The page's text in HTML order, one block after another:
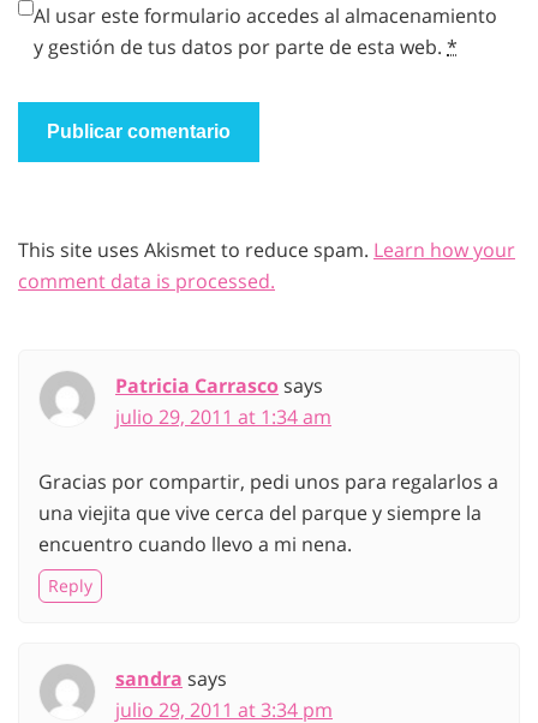
Al usar este formulario accedes al almacenamiento
y gestión de tus datos por parte de esta web. *
This site uses Akismet to reduce spam. Learn how your
comment data is processed.
Patricia Carrascosays
julio 29, 2011 at 1:34 am
Gracias por compartir, pedi unos para regalarlos a
una viejita que vive cerca del parque y siempre la
encuentro cuando llevo a mi nena.
Reply
sandra says
julio 29, 2011 at 3:34 pm